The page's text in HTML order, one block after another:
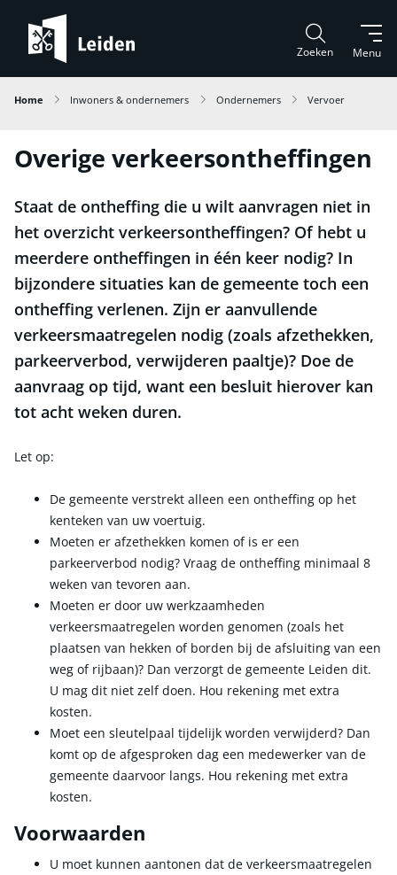
Menu
Zoeken
Home Inwoners & ondernemers Ondernemers Vervoer
Overige verkeersontheffingen
Staat de ontheffing die u wilt aanvragen niet in
het overzicht verkeersontheffingen? Of hebt u
meerdere ontheffingen in één keer nodig? In
bijzondere situaties kan de gemeente toch een
ontheffing verlenen. Zijn er aanvullende
verkeersmaatregelen nodig (zoals afzethekken,
parkeerverbod, verwijderen paaltje)? Doe de
aanvraag op tijd, want een besluit hierover kan
tot acht weken duren.
Let op:
De gemeente verstrekt alleen een ontheffing op het
kenteken van uw voertuig.
Moeten er afzethekken komen of is er een
parkeerverbod nodig? Vraag de ontheffing minimaal 8
weken van tevoren aan.
Moeten er door uw werkzaamheden
verkeersmaatregelen worden genomen (zoals het
plaatsen van hekken of borden bij de afsluiting van een
weg of rijbaan)? Dan verzorgt de gemeente Leiden dit.
U mag dit niet zelf doen. Hou rekening met extra
kosten.
Moet een sleutelpaal tijdelijk worden verwijderd? Dan
komt op de afgesproken dag een medewerker van de
gemeente daarvoor langs. Hou rekening met extra
kosten.
Voorwaarden
U moet kunnen aantonen dat de verkeersmaatregelen